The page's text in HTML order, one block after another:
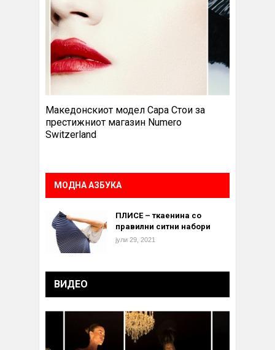
Македонскиот модел Сара Стои за
престижниот магазин Numero
Switzerland
МОДНА АЗБУКА
ПЛИСЕ – ткаенина со
правилни ситни набори
јули 29, 2021
ВИДЕО